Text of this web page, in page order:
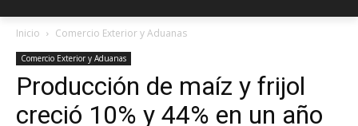
Inicio Comercio Exterior y Aduanas
Comercio Exterior y Aduanas
Producción de maíz y frijol
creció 10% y 44% en un año